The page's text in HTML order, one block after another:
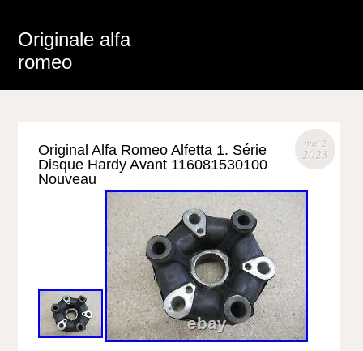
Originale alfa
romeo
mai 2
2023
Original Alfa Romeo Alfetta 1. Série
Disque Hardy Avant 116081530100
Nouveau